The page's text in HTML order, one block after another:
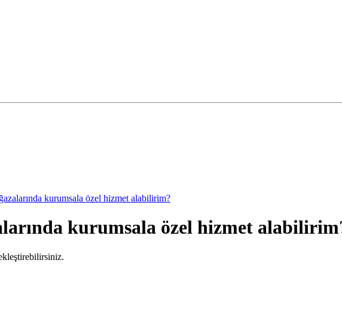
kurumsala özel hizmet alabilirim?
kurumsala özel hizmet